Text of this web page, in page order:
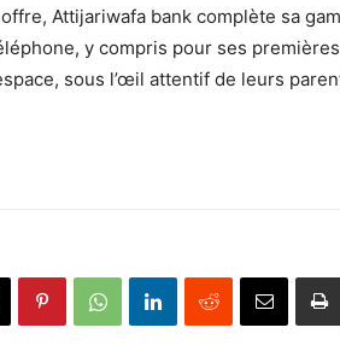
Attijariwafa bank complète sa
y compris pour ses
sous l’œil attentif de leurs